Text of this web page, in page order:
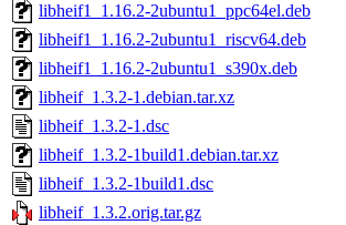
libheif1_1.16.2-2ubuntu1_ppc64el.deb
libheif1_1.16.2-2ubuntu1_riscv64.deb
libheif1_1.16.2-2ubuntu1_s390x.deb
libheif_1.3.2-1.debian.tar.xz
libheif_1.3.2-1.dsc
libheif_1.3.2-1build1.debian.tar.xz
libheif_1.3.2-1build1.dsc
libheif_1.3.2.orig.tar.gz